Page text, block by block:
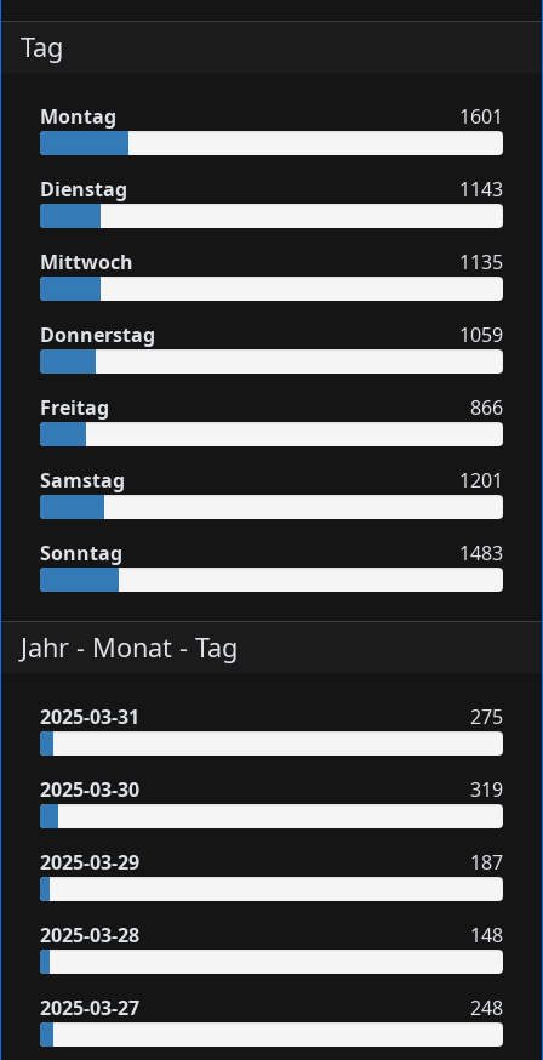
Tag
Montag 1601
Dienstag 1143
Mittwoch 1135
Donnerstag 1059
Freitag 866
Samstag 1201
Sonntag 1483
Jahr - Monat - Tag
2025-03-31 275
2025-03-30 319
2025-03-29 187
2025-03-28 148
2025-03-27 248